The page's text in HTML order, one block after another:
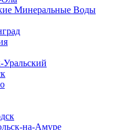
Минеральные Воды
Уральский
на-Амуре